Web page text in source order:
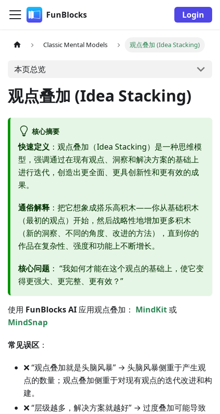
FunBlocks Login
Classic Mental Models 观点叠加 (Idea Stacking)
本页总览
观点叠加 (Idea Stacking)
核心摘要
快速定义 ：观点叠加（Idea Stacking）是一种思维模
型，强调通过在现有观点、洞察和解决方案的基础上
进行迭代，创造出更全面、更具创新性和更有效的成
果。
通俗解释 ：把它想象成搭乐高积木——你从基础积木
（最初的观点）开始，然后战略性地增加更多积木
（新的洞察、不同的角度、改进的方法），直到你的
作品在复杂性、强度和功能上不断增长。
核心问题 ： “我如何才能在这个观点的基础上，使它变
得更强大、更完整、更有效？”
使用 FunBlocks AI 应用观点叠加： MindKit或
MindSnap
常见误区 ：
❌ “观点叠加就是头脑风暴” → 头脑风暴侧重于产生观
点的数量；观点叠加侧重于对现有观点的迭代改进和构
建。
❌ “层级越多，解决方案就越好” → 过度叠加可能导致